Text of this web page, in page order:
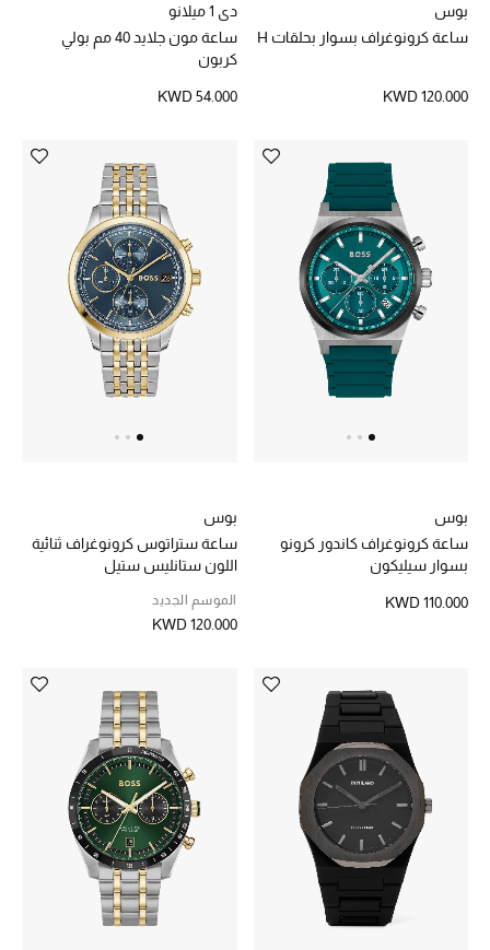
الشراشف
مستلزمات المنزل
تسوقوا للمنزل
المجوهرات
عرض كل التنزيلات
مجوهرات عصرية للنساء
إكسسوارات للرجال
هدايا مُعبرة
تسوقوا المجوهرات
بوس
ساعة كرونوغراف بسوار بحلقات H
KWD 120.000
دي 1 ميلانو
ساعة مون جلايد 40 مم بولي
كربون
KWD 54.000
بوس
ساعة كرونوغراف كاندور كرونو
بسوار سيليكون
KWD 110.000
بوس
ساعة ستراتوس كرونوغراف ثنائية
اللون ستانليس ستيل
الموسم الجديد
KWD 120.000